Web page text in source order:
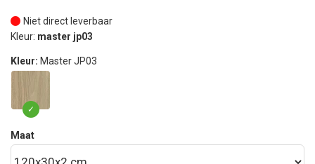
Niet direct leverbaar
Kleur: master jp03
Kleur: Master JP03
Maat